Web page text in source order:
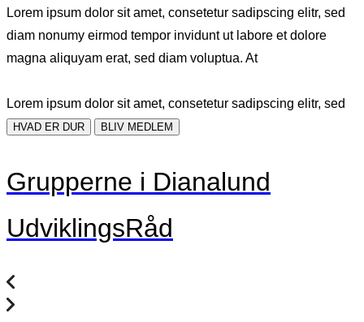
Lorem ipsum dolor sit amet, consetetur sadipscing elitr, sed
diam nonumy eirmod tempor invidunt ut labore et dolore
magna aliquyam erat, sed diam voluptua. At
Lorem ipsum dolor sit amet, consetetur sadipscing elitr, sed
HVAD ER DUR BLIV MEDLEM
Grupperne i Dianalund
UdviklingsRåd